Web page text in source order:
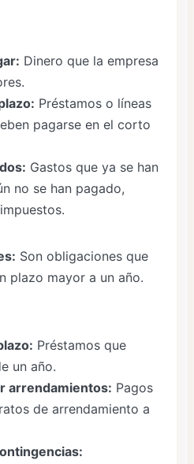
Dinero que la empresa
Préstamos o líneas
pagarse en el corto
Gastos que ya se han
no se han pagado,
Son obligaciones que
plazo mayor a un año.
Préstamos que
un año.
arrendamientos: Pagos
de arrendamiento a